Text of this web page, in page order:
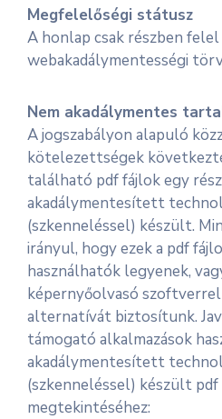
Megfelelőségi státusz
A honlap csak részben felel
webakadálymentességi
Nem akadálymentes
A jogszabályon alapuló
kötelezettségek
található pdf fájlok egy
akadálymentesített
(szkenneléssel) készült.
irányul, hogy ezek a pdf
használhatók legyenek,
képernyőolvasó
alternatívát biztosítunk.
támogató alkalmazások
akadálymentesített
(szkenneléssel) készült
megtekintéséhez: